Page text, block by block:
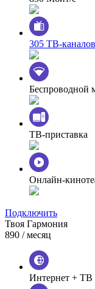
305 ТВ-каналов
Беспроводной
ТВ-приставка
Онлайн-
Подключить
Твоя Гармония
890 / месяц
Интернет + ТВ